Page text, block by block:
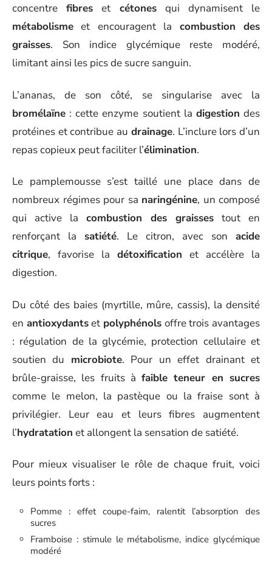
concentrefibres et cétonesqui dynamisent le
métabolisme et encouragent la combustion des
graisses. Son indice glycémique reste modéré,
limitant ainsi les pics de sucre sanguin.
L’ananas, de son côté, se singularise avec la
bromélaïne : cette enzyme soutient la digestion des
protéines et contribue au drainage. L’inclure lors d’un
repas copieux peut faciliter l’élimination.
Le pamplemousse s’est taillé une place dans de
nombreux régimes pour sa naringénine, un composé
qui active la combustion des graisses tout en
renforçant la satiété. Le citron, avec son acide
citrique, favorise la détoxification et accélère la
digestion.
Du côté des baies (myrtille, mûre, cassis), la densité
en antioxydantset polyphénols offre trois avantages
: régulation de la glycémie, protection cellulaire et
soutien du microbiote. Pour un effet drainant et
brûle-graisse, les fruits àfaible teneur en sucres
comme le melon, la pastèque ou la fraise sont à
privilégier. Leur eau et leurs fibres augmentent
l’hydratation et allongent la sensation de satiété.
Pour mieux visualiser le rôle de chaque fruit, voici
leurs points forts :
Pomme : effet coupe-faim, ralentit l’absorption des
sucres
Framboise : stimule le métabolisme, indice glycémique
modéré